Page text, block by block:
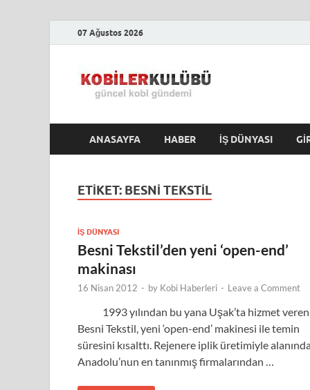
07 Ağustos 2026
ANASAYFA HABER İŞ DÜNYASI
ETIKET: BESNI TEKSTIL
İŞ DÜNYASI
Besni Tekstil’den yeni ‘open-end’
makinası
16 Nisan 2012 - by Kobi Haberleri - Leave a Comment
1993 yılından bu yana Uşak’ta hizmet veren
Besni Tekstil, yeni ‘open-end’ makinesi ile temin
süresini kısalttı. Rejenere iplik üretimiyle
Anadolu’nun en tanınmış firmalarından …